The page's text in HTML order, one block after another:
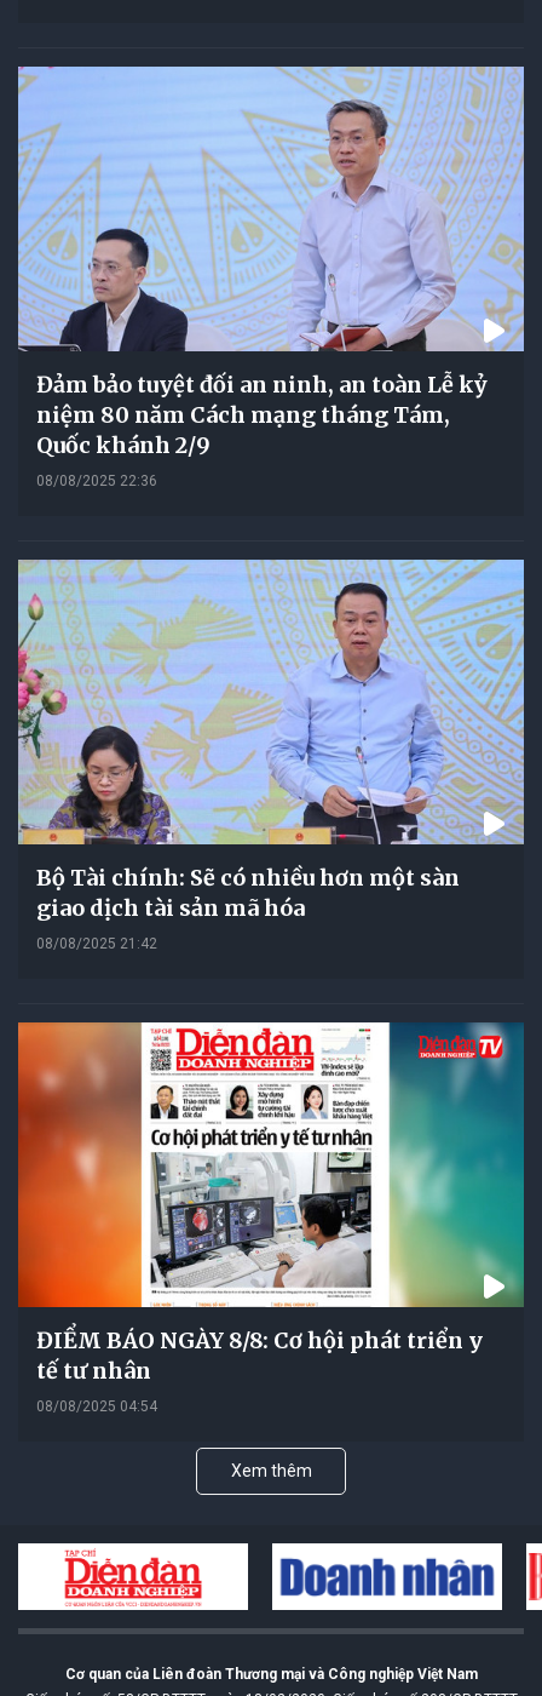
Đảm bảo tuyệt đối an ninh, an toàn Lễ kỷ
niệm 80 năm Cách mạng tháng Tám,
Quốc khánh 2/9
08/08/2025 22:36
Bộ Tài chính: Sẽ có nhiều hơn một sàn
giao dịch tài sản mã hóa
08/08/2025 21:42
ĐIỂM BÁO NGÀY 8/8: Cơ hội phát triển y
tế tư nhân
08/08/2025 04:54
Xem thêm
Cơ quan của Liên đoàn Thương mại và Công nghiệp Việt Nam